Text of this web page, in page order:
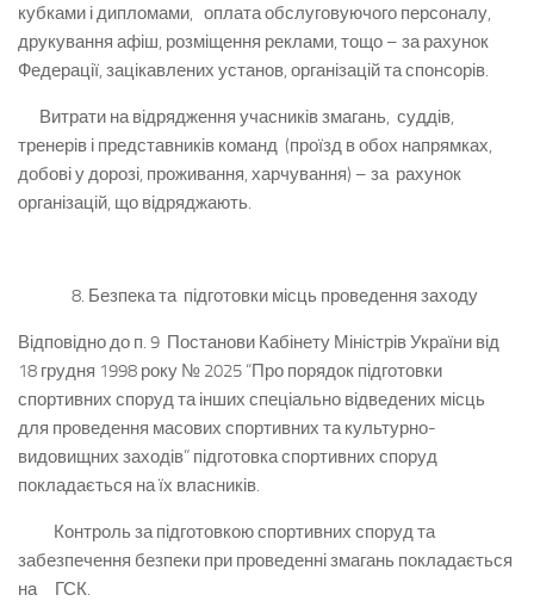
кубками і дипломами, оплата обслуговуючого персоналу,
друкування афіш, розміщення реклами, тощо – за рахунок
Федерації, зацікавлених установ, організацій та спонсорів.
Витрати на відрядження учасників змагань, суддів,
тренерів і представників команд (проїзд в обох напрямках,
добові у дорозі, проживання, харчування) – за рахунок
організацій, що відряджають.
8. Безпека та підготовки місць проведення заходу
Відповідно до п. 9 Постанови Кабінету Міністрів України від
18 грудня 1998 року № 2025 “Про порядок підготовки
спортивних споруд та інших спеціально відведених місць
для проведення масових спортивних та культурно-
видовищних заходів” підготовка спортивних споруд
покладається на їх власників.
Контроль за підготовкою спортивних споруд та
забезпечення безпеки при проведенні змагань покладається
на ГСК.